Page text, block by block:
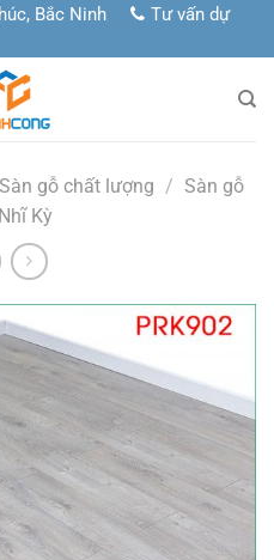
Bắc Ninh
Tư vấn dự
Sàn gỗ chất lượng / Sàn gỗ
Kỳ